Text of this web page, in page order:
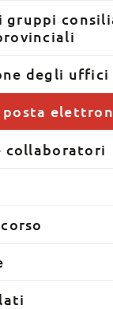
gruppi
degli uffici
posta
collaboratori